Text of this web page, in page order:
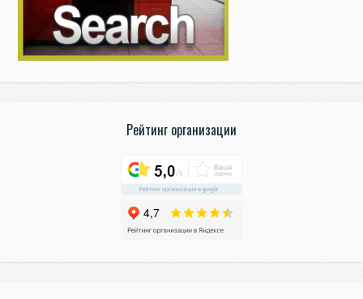
Рейтинг организации